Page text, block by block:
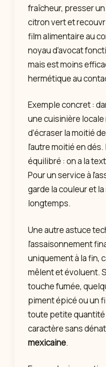
fraîcheur, presser
citron vert et
film alimentaire au
noyau d’avocat
mais est moins
hermétique au
Exemple concret :
une cuisinière
d’écraser la moitié
l’autre moitié en
équilibré : on a la
Pour un service à
garde la couleur et
longtemps.
Une autre astuce
l’assaisonnement
uniquement à la fin,
mêlent et évoluent.
touche fumée,
piment épicé ou un
toute petite
caractère sans
mexicaine.